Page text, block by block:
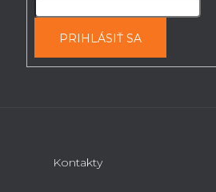
PRIHLÁSIŤ SA
Kontakty